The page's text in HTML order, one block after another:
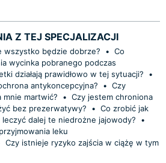
Z TEJ SPECJALIZACJI
wszystko będzie dobrze? • Co
wycinka pobranego podczas
działają prawidłowo w tej sytuacji?
•
antykoncepcyjna?
• Czy
mnie martwić?
• Czy jestem chroniona
bez prezerwatywy?
• Co zrobić jak
leczyć dalej te niedrożne jajowody?
•
leku
Czy istnieje ryzyko zajścia w ciążę w tym